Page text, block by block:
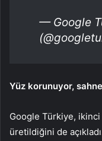
— Google
Yüz korunuyor,
Google Türkiye, ikinci
üretildiğini de